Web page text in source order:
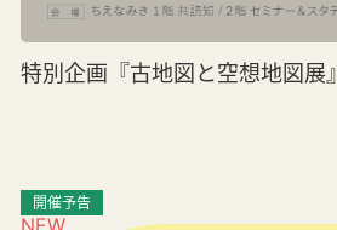
特別企画『古地図と空想地図展』
NEW
開催予告